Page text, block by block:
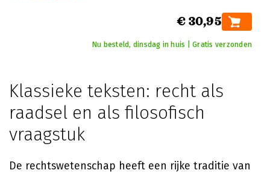
€ 30,95
Nu besteld, dinsdag in huis | Gratis verzonden
Klassieke teksten: recht als
raadsel en als filosofisch
vraagstuk
De rechtswetenschap heeft een rijke traditie van